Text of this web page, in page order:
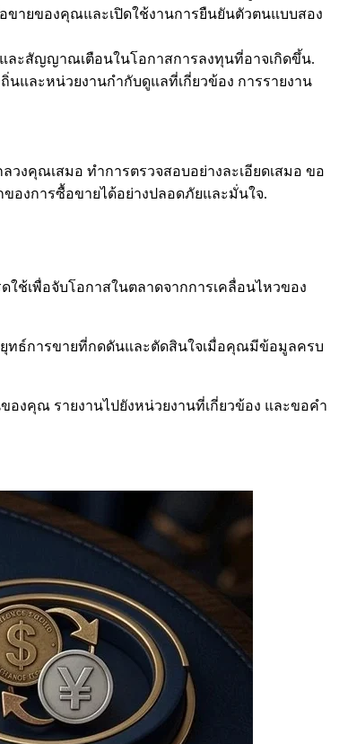
ายของคุณและเปิดใช้งานการยืนยันตัวตนแบบสอง
ละสัญญาณเตือนในโอกาสการลงทุนที่อาจเกิดขึ้น.
และหน่วยงานกำกับดูแลที่เกี่ยวข้อง การรายงาน
งคุณเสมอ ทำการตรวจสอบอย่างละเอียดเสมอ ขอ
องการซื้อขายได้อย่างปลอดภัยและมั่นใจ.
ช้เพื่อจับโอกาสในตลาดจากการเคลื่อนไหวของ
ยุทธ์การขายที่กดดันและตัดสินใจเมื่อคุณมีข้อมูลครบ
งคุณ รายงานไปยังหน่วยงานที่เกี่ยวข้อง และขอคำ